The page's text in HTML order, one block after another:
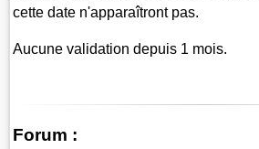
cette date n'apparaîtront pas.
Aucune validation depuis 1 mois.
Forum :